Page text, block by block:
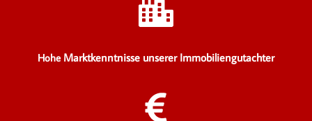
Hohe Marktkenntnisse unserer Immobiliengutachter